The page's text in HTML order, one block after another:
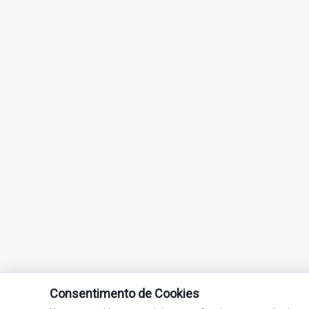
Jovem Pan FM Passos - A
Consentimento de Cookies